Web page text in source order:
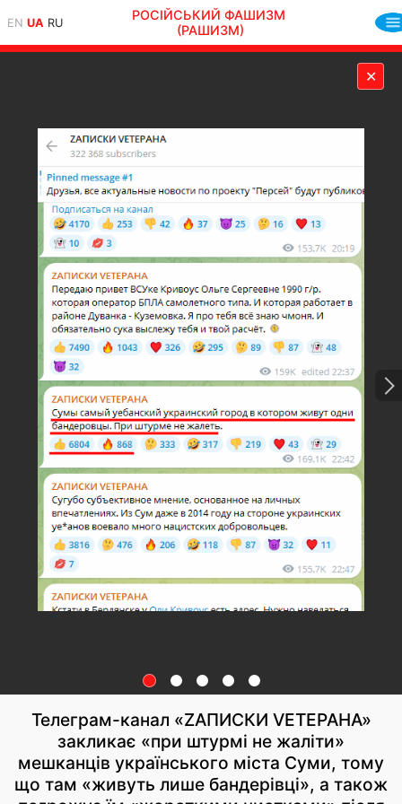
EN UA RU
РОСІЙСЬКИЙ ФАШИЗМ
(РАШИЗМ)
✕
Телеграм-канал «ZАПИСКИ VЕТЕРАНА»
закликає «при штурмі не жаліти»
мешканців українського міста Суми, тому
що там «живуть лише бандерівці», а також